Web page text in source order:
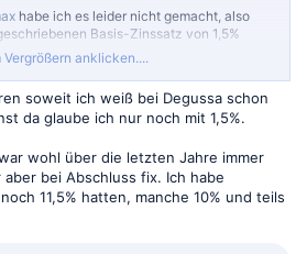
habe ich es leider nicht gemacht, also
Basis-Zinssatz von 1,5%
für eine Reklamation, Anfang des Jahres
bekommen.
Vergrößern anklicken....
soweit ich weiß bei Degussa schon
da glaube ich nur noch mit 1,5%.
wohl über die letzten Jahre immer
bei Abschluss fix. Ich habe
11,5% hatten, manche 10% und teils